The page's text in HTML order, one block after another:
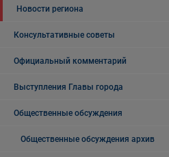
Новости региона
Консультативные советы
Официальный комментарий
Выступления Главы города
Общественные обсуждения
Общественные обсуждения архив